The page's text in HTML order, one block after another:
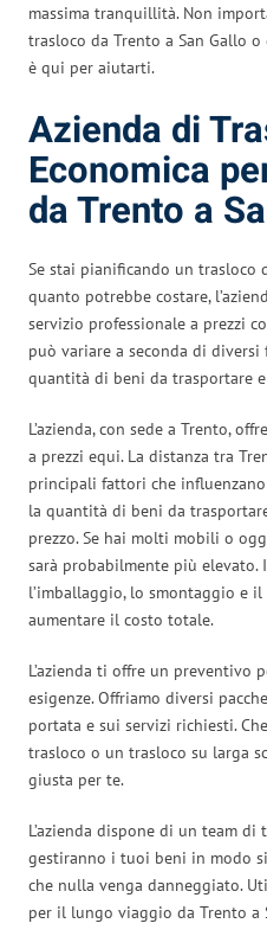
massima tranquillità. Non
trasloco da Trento a San Gallo
è qui per aiutarti.
Azienda di
Economica
da Trento a
Se stai pianificando un trasloco
quanto potrebbe costare,
servizio professionale a prezzi
può variare a seconda di
quantità di beni da trasportare
L’azienda, con sede a Trento,
a prezzi equi. La distanza tra
principali fattori che
la quantità di beni da
prezzo. Se hai molti mobili o
sarà probabilmente più elevato.
l’imballaggio, lo smontaggio e
aumentare il costo totale.
L’azienda ti offre un preventivo
esigenze. Offriamo diversi
portata e sui servizi richiesti.
trasloco o un trasloco su larga
giusta per te.
L’azienda dispone di un team
gestiranno i tuoi beni in modo
che nulla venga danneggiato.
per il lungo viaggio da Trento a